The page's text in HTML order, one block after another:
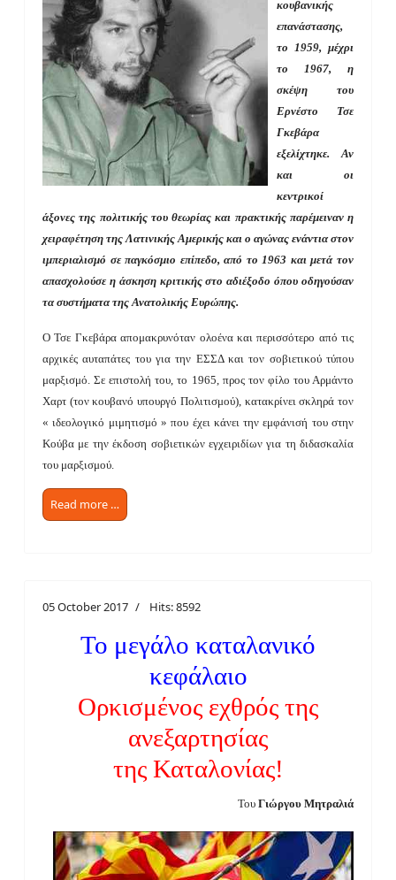
κουβανικής
επανάστασης,
το 1959, μέχρι
το 1967, η
σκέψη του
Ερνέστο Τσε
Γκεβάρα
εξελίχτηκε. Αν
και οι
κεντρικοί
άξονες της πολιτικής του θεωρίας και πρακτικής παρέμειναν η
χειραφέτηση της Λατινικής Αμερικής και ο αγώνας ενάντια στον
ιμπεριαλισμό σε παγκόσμιο επίπεδο, από το 1963 και μετά τον
απασχολούσε η άσκηση κριτικής στο αδιέξοδο όπου οδηγούσαν
τα συστήματα της Ανατολικής Ευρώπης.
Ο Τσε Γκεβάρα απομακρυνόταν ολοένα και περισσότερο από τις
αρχικές αυταπάτες του για την ΕΣΣΔ και τον σοβιετικού τύπου
μαρξισμό. Σε επιστολή του, το 1965, προς τον φίλο του Αρμάντο
Χαρτ (τον κουβανό υπουργό Πολιτισμού), κατακρίνει σκληρά τον
« ιδεολογικό μιμητισμό » που έχει κάνει την εμφάνισή του στην
Κούβα με την έκδοση σοβιετικών εγχειριδίων για τη διδασκαλία
του μαρξισμού.
Read more …
05 October 2017 Hits: 8592
Το μεγάλο καταλανικό
κεφάλαιο
Ορκισμένος εχθρός της
ανεξαρτησίας
της Καταλονίας!
Του Γιώργου Μητραλιά